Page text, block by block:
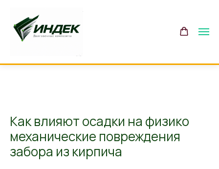
Как влияют осадки на физико
механические повреждения
забора из кирпича